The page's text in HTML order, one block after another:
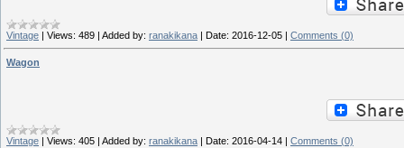
Vintage | Views: 489 | Added by: ranakikana | Date: 2016-12-05 | Comments (0)
Wagon
Vintage Views: 405 Added by: ranakikana Date: 2016-04-14 Comments (0)